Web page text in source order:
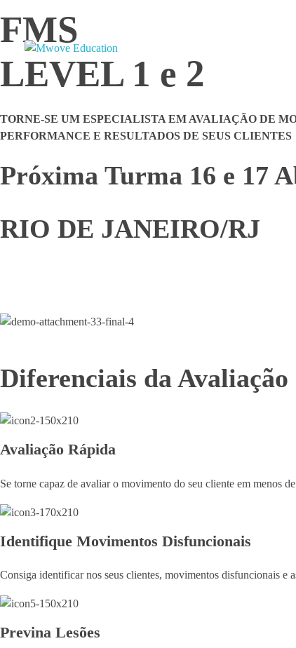
Mwove Education
A Maior Escola de Movimento do Brasil.
FMS
LEVEL 1 e 2
TORNE-SE UM ESPECIALISTA EM AVALIAÇÃO DE
PERFORMANCE E RESULTADOS DE SEUS CLIENTES
Próxima Turma 16 e 17
RIO DE JANEIRO/RJ
Diferenciais da
Avaliação Rápida
Se torne capaz de avaliar o movimento do seu cliente em menos
Identifique Movimentos Disfuncionais
Consiga identificar nos seus clientes, movimentos disfuncionais e
Previna Lesões